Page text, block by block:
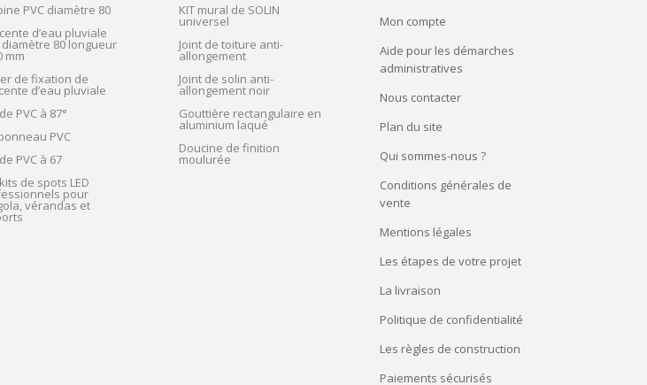
PVC diamètre 80
d’eau pluviale
diamètre 80 longueur
mm
de fixation de
d’eau pluviale
PVC à 87°
PVC
PVC à 67
de spots LED
pour
vérandas et
KIT mural de SOLIN
universel
Joint de toiture anti-
allongement
Joint de solin anti-
allongement noir
Gouttière rectangulaire en
aluminium laqué
Doucine de finition
moulurée
Mon compte
Aide pour les démarches
administratives
Nous contacter
Plan du site
Qui sommes-nous ?
Conditions générales de
vente
Mentions légales
Les étapes de votre projet
La livraison
Politique de confidentialité
Les règles de construction
Paiements sécurisés